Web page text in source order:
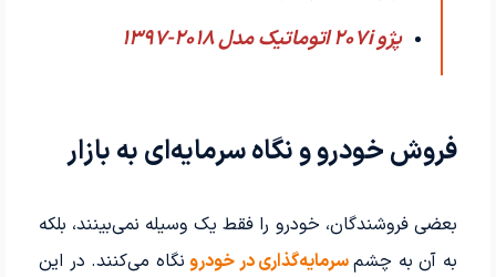
پژو 207i اتوماتیک مدل 2018-1397
فروش خودرو و نگاه سرمایه‌ای به بازار
بعضی فروشندگان، خودرو را فقط یک وسیله نمی‌بینند، بلکه
به آن به چشمسرمایه‌گذاری در خودرو نگاه می‌کنند. در این